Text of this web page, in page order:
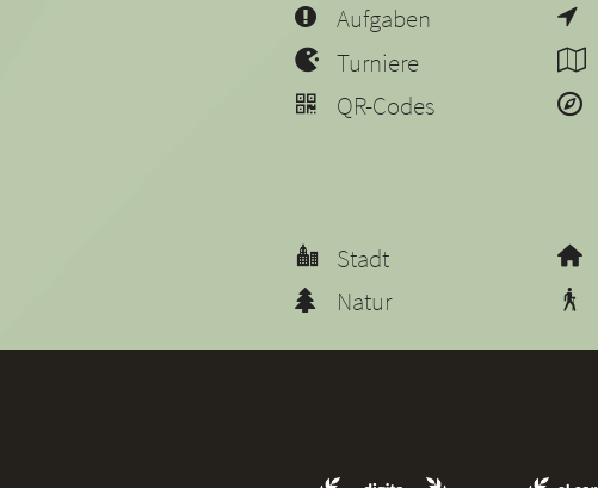
Aufgaben
Turniere
QR-Codes
Stadt
Natur